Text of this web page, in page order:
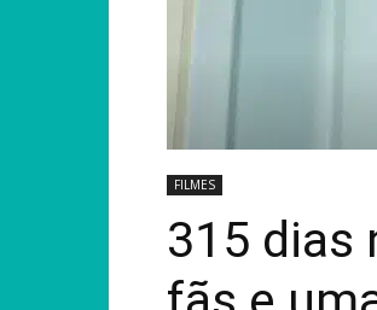
FILMES
315 dias